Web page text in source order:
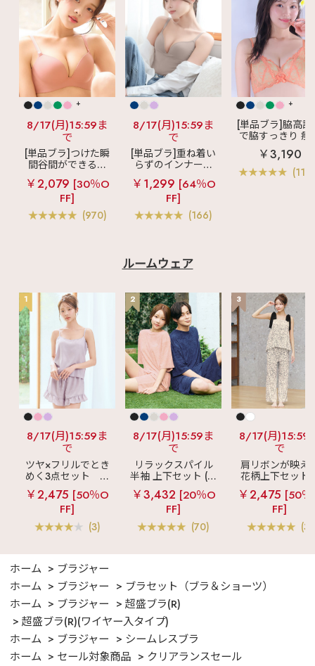
+
8/17(月)15:59ま
で
[単品ブラ]つけた瞬
間谷間ができるシ
ームレスブラ
超
盛ブラ(R) シームレ
ス 単品ブラジャー
￥2,079 [30％O
FF]
(970)
8/17(月)15:59ま
で
[単品ブラ]重ね着い
らずのインナーブ
ラ
リッチバスト
ブラトップ (ワイヤ
ー入り)
￥1,299 [64％O
FF]
(166)
+
[単品ブラ]脇高設
で脇すっきり 痩
見えブラ
カシ
クールレース脇
ブラ(R) 単品ブラ
ャー
￥3,190
ルームウェア
1
8/17(月)15:59ま
で
ツヤ×フリルでとき
めく3点セット
シ
ルキー ショートパ
ンツ 3点セット
￥2,475 [50％O
FF]
(3)
2
8/17(月)15:59ま
で
リラックスパイル
半袖 上下セット (男
女兼用サイズ)
￥3,432 [20％O
FF]
(70)
3
8/17(月)15:59
で
肩リボンが映え
花柄上下セット
メニーフラワー
ングパンツ 上下
ット
￥2,475 [50
FF]
(3)
ホーム
ブラジャー
ホーム
ブラジャー
ブラセット（ブラ＆ショーツ）
ホーム
ブラジャー
超盛ブラ(R)
超盛ブラ(R)(ワイヤー入タイプ)
ホーム
ブラジャー
シームレスブラ
ホーム
セール対象商品
クリアランスセール